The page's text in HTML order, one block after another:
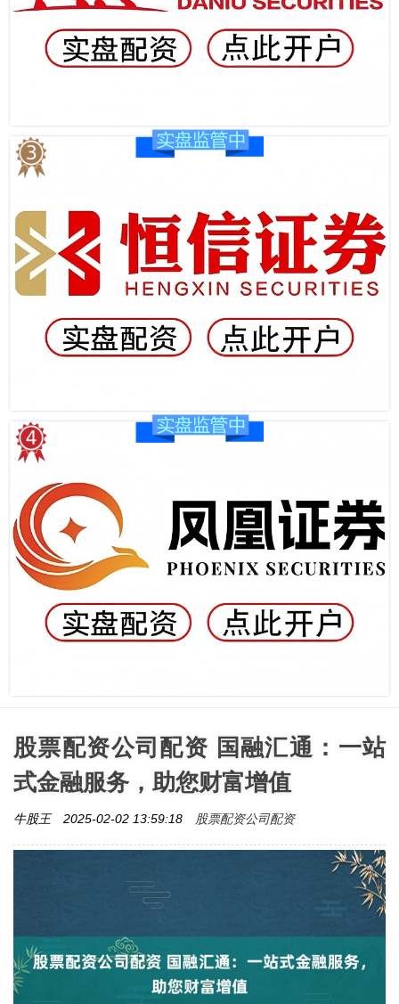
股票配资公司配资 国融汇通：一站
式金融服务，助您财富增值
牛股王 2025-02-02 13:59:18 股票配资公司配资